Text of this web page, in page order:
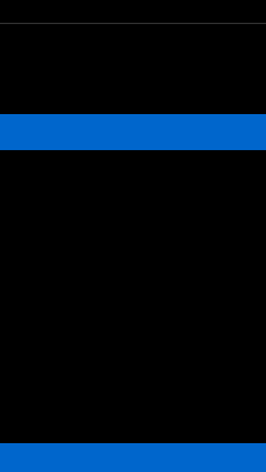
XG［ANTARES］純正パーツ